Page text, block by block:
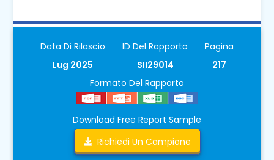
Data Di Rilascio
Lug 2025
ID Del Rapporto
SII29014
Pagina
217
Formato Del Rapporto
Download Free Report Sample
Richiedi Un Campione